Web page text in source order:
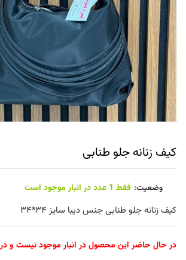
کیف زنانه جلو طنابی
وضعیت: فقط 1 عدد در انبار موجود است
کیف زنانه جلو طنابی جنس دیبا سایز ۳۴*۳۴
در حال حاضر این محصول در انبار موجود نیست و